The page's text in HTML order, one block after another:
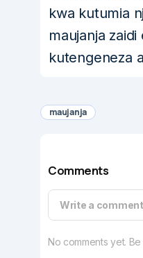
kwa kutumia
maujanja
kutengeneza
maujanja
Comments
Write a
No comments yet. Be